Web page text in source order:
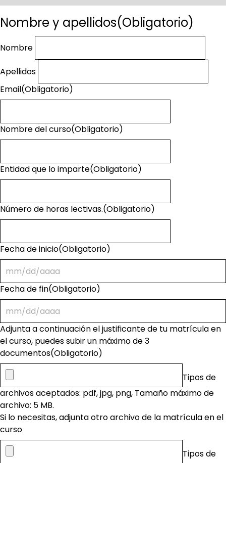
Nombre y apellidos(Obligatorio)
Nombre
Apellidos
Email(Obligatorio)
Nombre del curso(Obligatorio)
Entidad que lo imparte(Obligatorio)
Número de horas lectivas.(Obligatorio)
Fecha de inicio(Obligatorio)
Fecha de fin(Obligatorio)
Adjunta a continuación el justificante de tu matrícula en
el curso, puedes subir un máximo de 3
documentos(Obligatorio)
Tipos de
archivos aceptados: pdf, jpg, png, Tamaño máximo de
archivo: 5 MB.
Si lo necesitas, adjunta otro archivo de la matrícula en el
curso
Tipos de